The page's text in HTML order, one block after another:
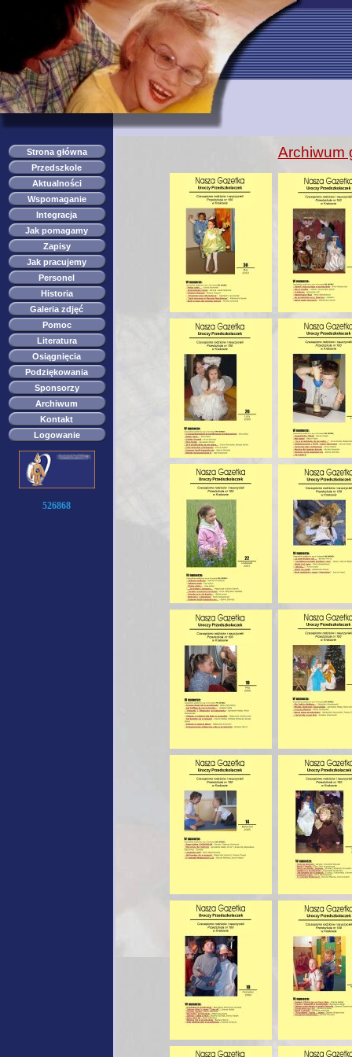
Strona główna
Przedszkole
Aktualności
Wspomaganie
Integracja
Jak pomagamy
Zapisy
Jak pracujemy
Personel
Historia
Galeria zdjęć
Pomoc
Literatura
Osiągnięcia
Podziękowania
Sponsorzy
Archiwum
Kontakt
Logowanie
526868
Archiwum